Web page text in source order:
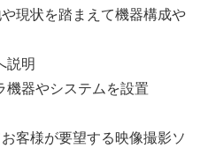
現状を踏まえて機器構成や
説明
器やシステムを設置
客様が要望する映像撮影ソ